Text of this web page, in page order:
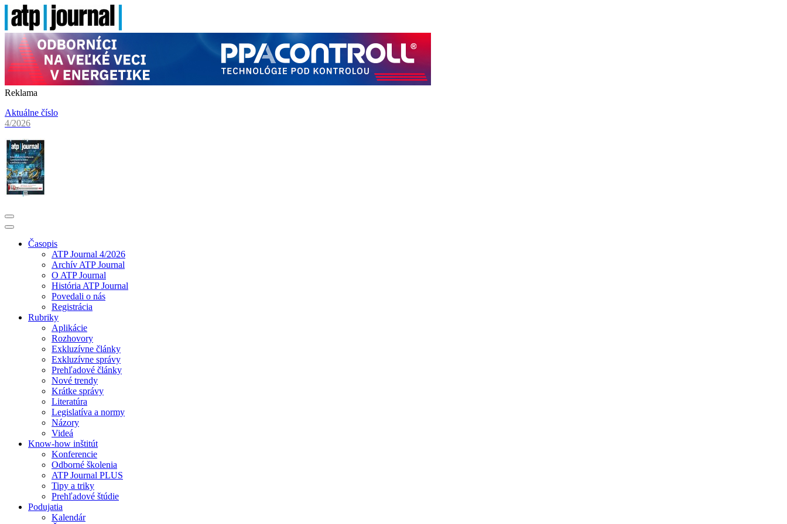
Reklama
Aktuálne číslo
4/2026
Časopis
ATP Journal 4/2026
Archív ATP Journal
O ATP Journal
História ATP Journal
Povedali o nás
Registrácia
Rubriky
Aplikácie
Rozhovory
Exkluzívne články
Exkluzívne správy
Prehľadové články
Nové trendy
Krátke správy
Literatúra
Legislatíva a normy
Názory
Videá
Know-how inštitút
Konferencie
Odborné školenia
ATP Journal PLUS
Tipy a triky
Prehľadové štúdie
Podujatia
Kalendár